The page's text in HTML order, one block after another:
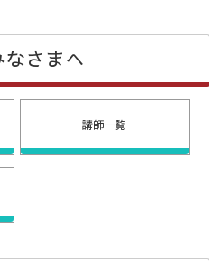
さまへ
講師一覧